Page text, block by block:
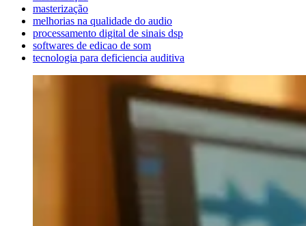
masterização
melhorias na qualidade do audio
processamento digital de sinais dsp
softwares de edicao de som
tecnologia para deficiencia auditiva